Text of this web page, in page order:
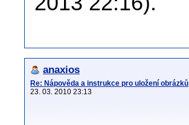
anaxios
Re: Nápověda a instrukce pro uložení obrázků
23. 03. 2010 23:13